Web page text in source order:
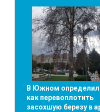
В Южном
как перевоплотить
засохшую березу в